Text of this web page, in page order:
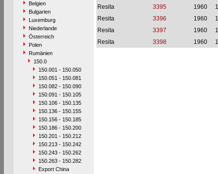
Belgien
Bulgarien
Luxemburg
Niederlande
Österreich
Polen
Rumänien
150.0
150.001 - 150.050
150.051 - 150.081
150.082 - 150.090
150.091 - 150.105
150.106 - 150.135
150.136 - 150.155
150.156 - 150.185
150.186 - 150.200
150.201 - 150.212
150.213 - 150.242
150.243 - 150.262
150.263 - 150.282
Export China
Resita
3395 1960
Resita
3396 1960
Resita
3397 1960
Resita
3398 1960